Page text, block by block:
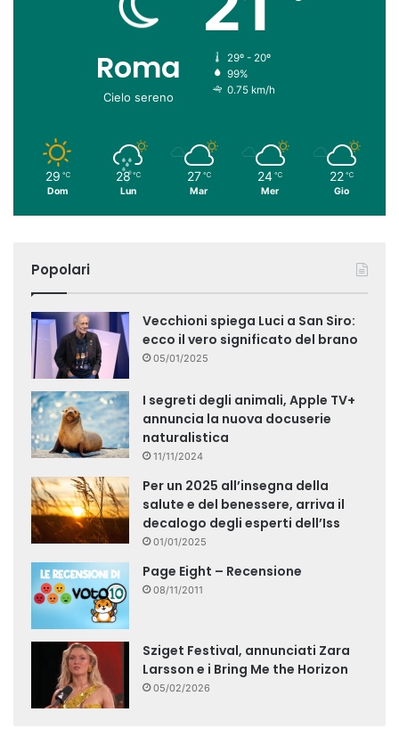
Roma
Cielo sereno
29º - 20º
99%
0.75 km/h
29 ℃
Dom
28 ℃
Lun
27 ℃
Mar
24 ℃
Mer
22 ℃
Gio
Popolari
Vecchioni spiega Luci a San Siro:
ecco il vero significato del brano
05/01/2025
I segreti degli animali, Apple TV+
annuncia la nuova docuserie
naturalistica
11/11/2024
Per un 2025 all’insegna della
salute e del benessere, arriva il
decalogo degli esperti dell’Iss
01/01/2025
Page Eight – Recensione
08/11/2011
Sziget Festival, annunciati Zara
Larsson e i Bring Me the Horizon
05/02/2026